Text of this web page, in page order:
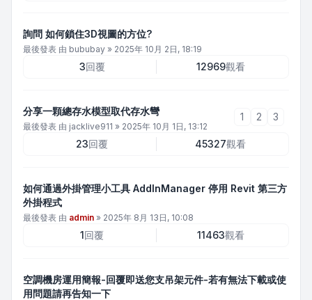
詢問 如何鎖住3D視圖的方位?
最後發表 由 bububay » 2025年 10月 2日, 18:19
3回覆 12969觀看
分享一顆總存水模型取代存水彎
最後發表 由 jacklive911 » 2025年 10月 1日, 13:12
1 2 3
23回覆 45327觀看
如何通過外掛管理小工具 AddInManager 停用 Revit 第三方
外掛程式
最後發表 由 admin » 2025年 8月 13日, 10:08
1回覆 11463觀看
空調機房運用簡報-回覆即送您支吊架元件-若有無法下載或使
用問題請再告知一下